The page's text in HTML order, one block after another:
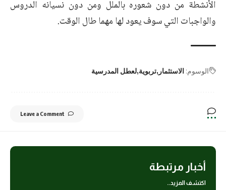
الأنشطة من دون شعوره بالملل ومن دون نسيانه الدروس
والواجبات التي سوف يعود لها مهما طال الوقت.
الوسوم: الاستثمار تربوية لعطل المدرسية
Leave a Comment
أخبار مرتبطة
اكتشف المزيد..